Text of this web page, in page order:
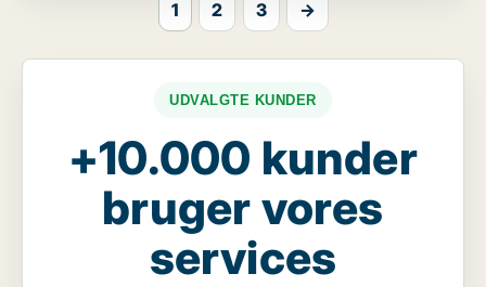
1 2 3 →
UDVALGTE KUNDER
+10.000 kunder
bruger vores
services